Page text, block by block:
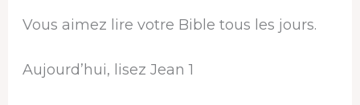
Vous aimez lire votre Bible tous les jours.
Aujourd’hui, lisez Jean 1